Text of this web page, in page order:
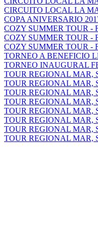
CIRCUITO LOCAL LA
COPA ANIVERSARIO
COZY SUMMER TOUR -
COZY SUMMER TOUR -
COZY SUMMER TOUR -
TORNEO A BENEFICIO
TORNEO INAUGURAL
TOUR REGIONAL MAR,
TOUR REGIONAL MAR,
TOUR REGIONAL MAR,
TOUR REGIONAL MAR,
TOUR REGIONAL MAR,
TOUR REGIONAL MAR,
TOUR REGIONAL MAR,
TOUR REGIONAL MAR,